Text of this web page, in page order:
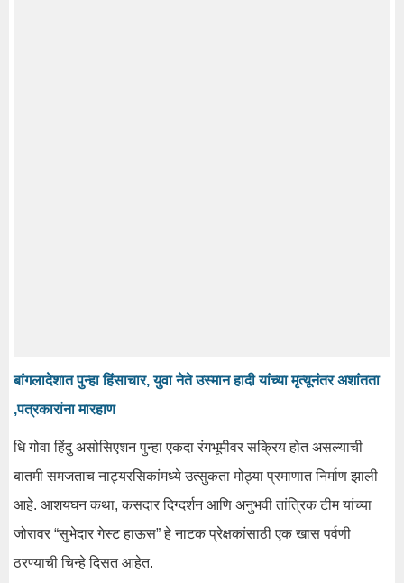
बांगलादेशात पुन्हा हिंसाचार, युवा नेते उस्मान हादी यांच्या मृत्यूनंतर अशांतता
,पत्रकारांना मारहाण
धि गोवा हिंदु असोसिएशन पुन्हा एकदा रंगभूमीवर सक्रिय होत असल्याची
बातमी समजताच नाट्यरसिकांमध्ये उत्सुकता मोठ्या प्रमाणात निर्माण झाली
आहे. आशयघन कथा,कसदार दिग्दर्शन आणि अनुभवी तांत्रिक टीमयांच्या
जोरावर “सुभेदारगेस्टहाऊस” हे नाटक प्रेक्षकांसाठी एक खासपर्वणी
ठरण्याची चिन्हे दिसत आहेत.